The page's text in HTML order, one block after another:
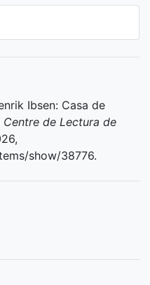
Ibsen: Casa de
de Lectura de
show/38776.